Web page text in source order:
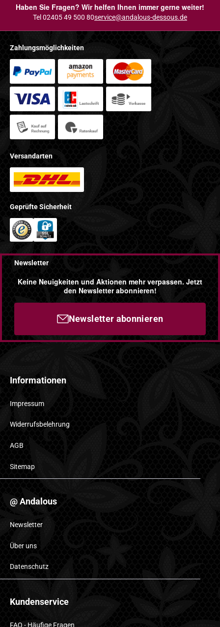
Haben Sie Fragen? Wir helfen Ihnen immer gerne weiter!
Tel 02405 49 500 80service@andalous-dessous.de
Zahlungsmöglichkeiten
Versandarten
Geprüfte Sicherheit
Newsletter
Keine Neuigkeiten und Aktionen mehr verpassen. Jetzt
den Newsletter abonnieren!
Newsletter abonnieren
Informationen
Impressum
Widerrufsbelehrung
AGB
Sitemap
@ Andalous
Newsletter
Über uns
Datenschutz
Kundenservice
FAQ - Häufige Fragen